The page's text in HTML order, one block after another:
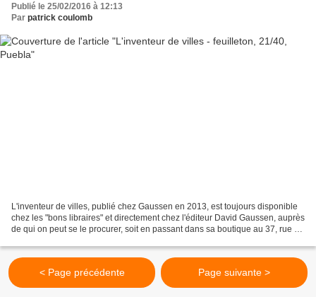
Publié le 25/02/2016 à 12:13
Par patrick coulomb
L'inventeur de villes, publié chez Gaussen en 2013, est toujours disponible
chez les "bons libraires" et directement chez l'éditeur David Gaussen, auprès
de qui on peut se le procurer, soit en passant dans sa boutique au 37, rue du
< Page précédente Page suivante >